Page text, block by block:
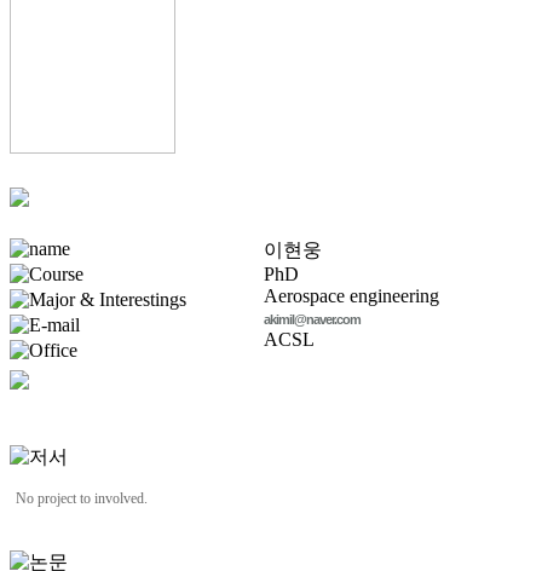
이현웅
PhD
Aerospace engineering
akimil@naver.com
ACSL
No project to involved.